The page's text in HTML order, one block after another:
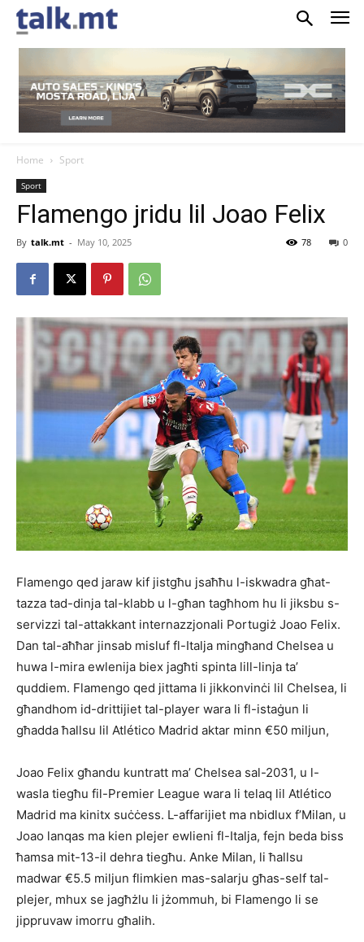
Home Sport
Sport
Flamengo jridu lil Joao Felix
By talk.mt - May 10, 2025 0
78
Flamengo qed jaraw kif jistgħu jsaħħu l-iskwadra għat-
tazza tad-dinja tal-klabb u l-għan tagħhom hu li jiksbu s-
servizzi tal-attakkant internazzjonali Portugiż Joao Felix.
Dan tal-aħħar jinsab misluf fl-Italja mingħand Chelsea u
huwa l-mira ewlenija biex jagħti spinta lill-linja ta’
quddiem. Flamengo qed jittama li jikkonvinċi lil Chelsea, li
għandhom id-drittijiet tal-player wara li fl-istaġun li
għadda ħallsu lil Atlético Madrid aktar minn €50 miljun,
Joao Felix għandu kuntratt ma’ Chelsea sal-2031, u l-
wasla tiegħu fil-Premier League wara li telaq lil Atlético
Madrid ma kinitx suċċess. L-affarijiet ma nbidlux f’Milan, u
Joao lanqas ma kien plejer ewlieni fl-Italja, fejn beda biss
ħamsa mit-13-il dehra tiegħu. Anke Milan, li ħallsu
madwar €5.5 miljun flimkien mas-salarju għas-self tal-
plejer, mhux se jagħżlu li jżommuh, bi Flamengo li se
jippruvaw imorru għalih.